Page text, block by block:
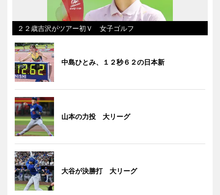
２２歳吉沢がツアー初Ｖ 女子ゴルフ
中島ひとみ、１２秒６２の日本新
山本の力投 大リーグ
大谷が決勝打 大リーグ